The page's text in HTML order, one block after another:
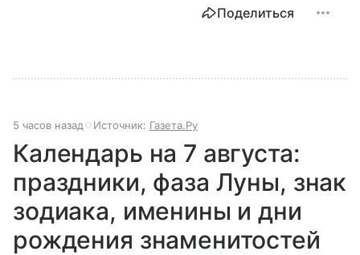
Поделиться
5 часов назад Источник: Газета.Ру
Календарь на 7 августа:
праздники, фаза Луны, знак
зодиака, именины и дни
рождения знаменитостей